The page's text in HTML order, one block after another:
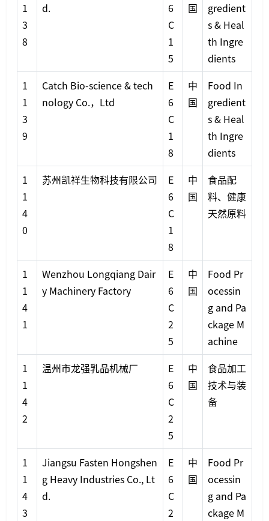
1
3
8
d.
6
C
1
5
国
gredient
s & Heal
th Ingre
dients
1
1
3
9
Catch Bio-science & tech
nology Co.，Ltd
E
6
C
1
8
中
国
Food In
gredient
s & Heal
th Ingre
dients
1
1
4
0
苏州凯祥生物科技有限公司
E
6
C
1
8
中
国
食品配
料、健康
天然原料
1
1
4
1
Wenzhou Longqiang Dair
y Machinery Factory
E
6
C
2
5
中
国
Food Pr
ocessin
g and Pa
ckage M
achine
1
1
4
2
温州市龙强乳品机械厂
E
6
C
2
5
中
国
食品加工
技术与装
备
1
1
4
3
Jiangsu Fasten Hongshen
g Heavy Industries Co., Lt
d.
E
6
C
2
中
国
Food Pr
ocessin
g and Pa
ckage M